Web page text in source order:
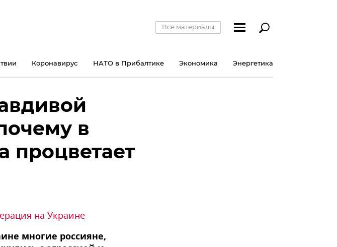
Все материалы
Коронавирус НАТО в Прибалтике Экономика Энергетика
в
процветает
на Украине
многие россияне,